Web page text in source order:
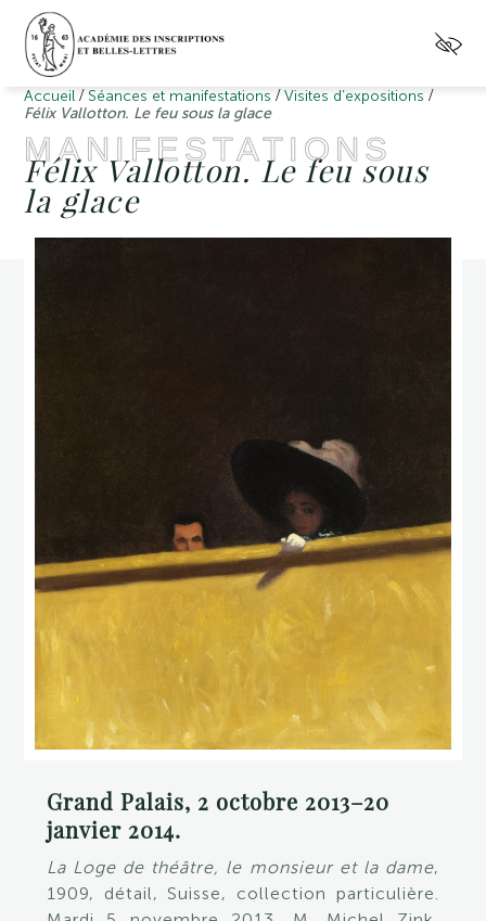
Accueil / Séances et manifestations /Visites d’expositions /
Félix Vallotton. Le feu sous la glace
MANIFESTATIONS
Félix Vallotton. Le feu sous
la glace
Grand Palais, 2 octobre 2013–20
janvier 2014.
La Loge de théâtre, le monsieur et la dame,
1909, détail, Suisse, collection particulière.